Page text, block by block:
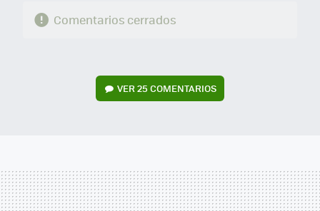
Comentarios cerrados
VER25 COMENTARIOS